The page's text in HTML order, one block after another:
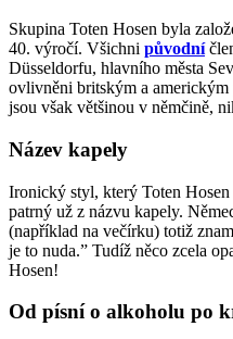
Skupina Toten Hosen byla
40. výročí. Všichni původní
Düsseldorfu, hlavního města
ovlivněni britským a
jsou však většinou v němčině,
Název kapely
Ironický styl, který Toten
patrný už z názvu kapely.
(například na večírku) totiž
je to nuda.” Tudíž něco zcela
Hosen!
Od písní o alkoholu po